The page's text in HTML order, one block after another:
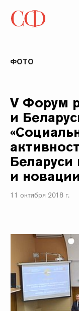
ФОТО
V Форум
и
и
11 октября 2018 г.